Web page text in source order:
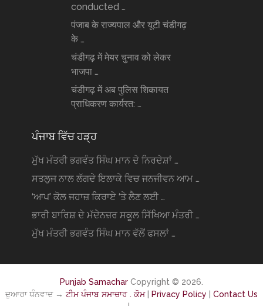
conducted …
पंजाब के राज्यपाल और यूटी चंडीगढ़
के …
चंडीगढ़ में मेयर चुनाव को लेकर
भाजपा …
चंडीगढ़ में अब पुलिस शिकायत
प्राधिकरण कार्यरत: …
ਪੰਜਾਬ ਵਿੱਚ ਹੜ੍ਹ
ਮੁੱਖ ਮੰਤਰੀ ਭਗਵੰਤ ਸਿੰਘ ਮਾਨ ਦੇ ਨਿਰਦੇਸ਼ਾਂ …
ਸਤਲੁਜ ਨਾਲ ਲੱਗਦੇ ਇਲਾਕੇ ਵਿਚ ਜਨਜੀਵਨ ਆਮ …
‘ਆਪ’ ਕੋਲ ਜਹਾਜ਼ ਕਿਰਾਏ ‘ਤੇ ਲੈਣ ਲਈ …
ਭਾਰੀ ਬਾਰਿਸ਼ ਦੇ ਮੱਦੇਨਜ਼ਰ ਸਕੂਲ ਸਿੱਖਿਆ ਮੰਤਰੀ …
ਮੁੱਖ ਮੰਤਰੀ ਭਗਵੰਤ ਸਿੰਘ ਮਾਨ ਵੱਲੋਂ ਫਸਲਾਂ …
Punjab SamacharCopyright © 2026.
ਦੁਆਰਾ ਧੰਨਵਾਦ → ਟੀਮ ਪੰਜਾਬ ਸਮਾਚਾਰ . ਕੋਮ| Privacy Policy
Contact Us